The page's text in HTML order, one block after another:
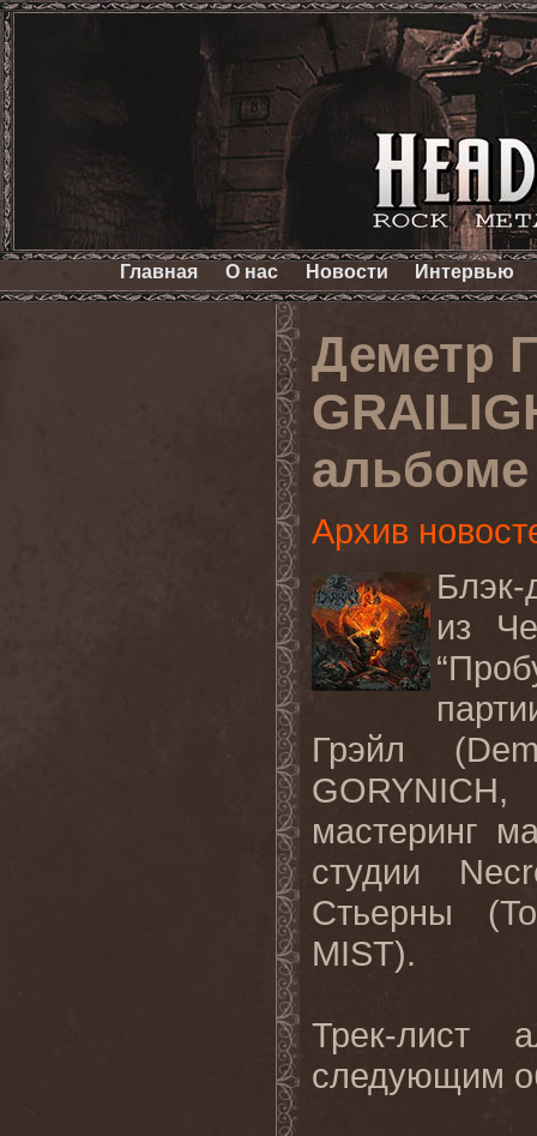
Главная О нас Новости Интервью
Деметр
альбоме
Архив
из
Грэйл (
GORYNICH,
мастеринг
студии
Стьерны (
MIST).
Трек-лист
следующим